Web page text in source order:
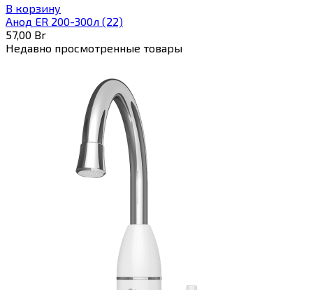
В корзину
Анод ER 200-300л (22)
57,00 Br
Недавно просмотренные товары